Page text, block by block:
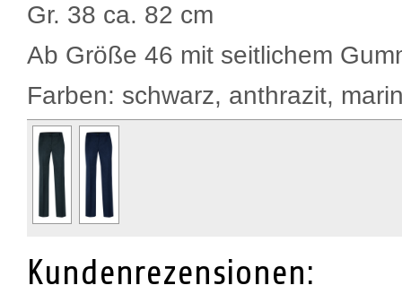
Gr. 38 ca. 82 cm
Ab Größe 46 mit seitlichem
Farben: schwarz, anthrazit,
Kundenrezensionen: